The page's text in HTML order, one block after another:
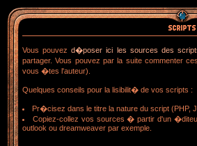
Vous pouvezd�poser ici les sources des
partager. Vous pouvez par la suite commenter
vous �tes l'auteur).
Quelques conseils pour la lisibilit� de vos scripts :
Pr�cisez dans le titre la nature du script (PHP,
Copiez-collez vos sources � partir d'un
outlook ou dreamweaver par exemple.